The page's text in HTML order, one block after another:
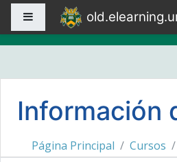
Salta al contenido principal
Panel lateral
Información
Página Principal Cursos